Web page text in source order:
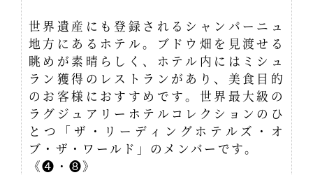
世界遺産にも登録されるシャンパーニュ
地方にあるホテル。ブドウ畑を見渡せる
眺めが素晴らしく、ホテル内にはミシュ
ラン獲得のレストランがあり、美食目的
のお客様におすすめです。世界最大級の
ラグジュアリーホテルコレクションのひ
とつ「ザ・リーディングホテルズ・オ
ブ・ザ・ワールド」のメンバーです。
《❹・❽》